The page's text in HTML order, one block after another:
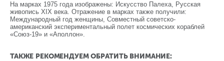
На марках 1975 года изображены: Искусство Палеха, Русская
живопись XIX века. Отражение в марках также получили:
Международный год женщины, Совместный советско-
американский экспериментальный полет космических кораблей
«Союз-19» и «Аполлон».
ТАКЖЕ РЕКОМЕНДУЕМ ОБРАТИТЬ ВНИМАНИЕ: